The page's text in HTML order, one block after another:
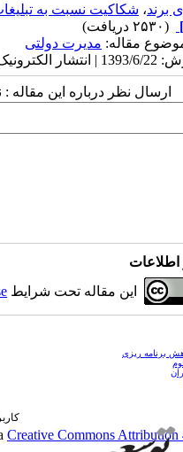
برند، شکاکیت نسبت به
(۲۵۳۰ دریافت)
مقاله: مدیرت دولتی
ارسال نظر درباره این مقاله
اطلاعات
این مقاله تحت شرایط
برنامه ریزی
Creative Commons